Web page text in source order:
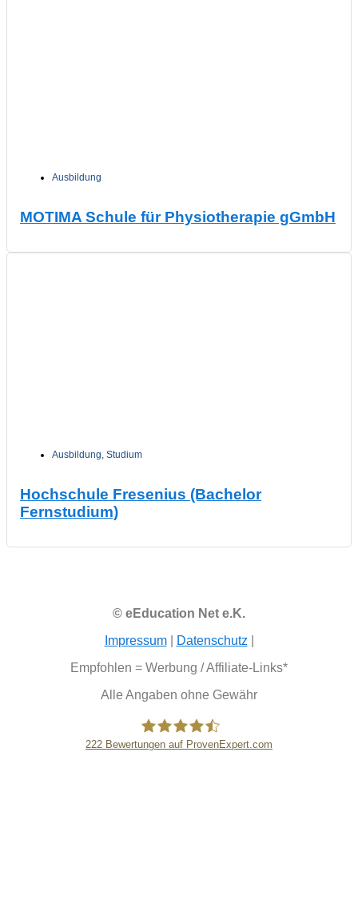
Ausbildung
MOTIMA Schule für Physiotherapie gGmbH
Ausbildung, Studium
Hochschule Fresenius (Bachelor
Fernstudium)
© eEducation Net e.K.
Impressum| Datenschutz
Empfohlen = Werbung / Affiliate-Links*
Alle Angaben ohne Gewähr
222 Bewertungen auf ProvenExpert.com